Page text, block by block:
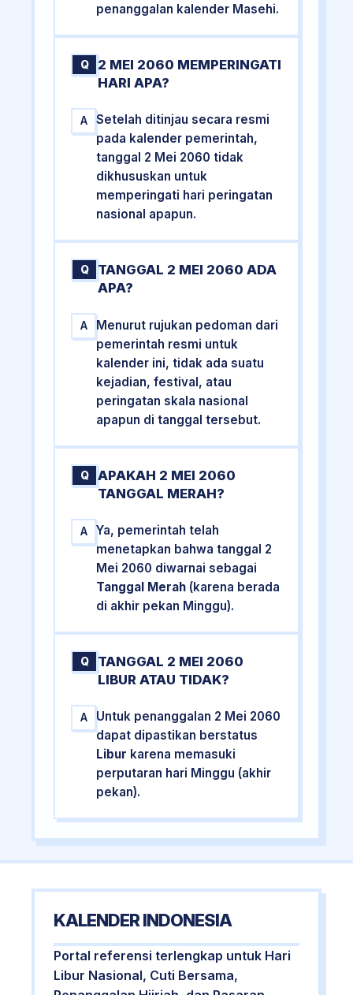
penanggalan kalender Masehi.
Q
2 MEI 2060 MEMPERINGATI
HARI APA?
A
Setelah ditinjau secara resmi
pada kalender pemerintah,
tanggal 2 Mei 2060 tidak
dikhususkan untuk
memperingati hari peringatan
nasional apapun.
Q
TANGGAL 2 MEI 2060 ADA
APA?
A
Menurut rujukan pedoman dari
pemerintah resmi untuk
kalender ini, tidak ada suatu
kejadian, festival, atau
peringatan skala nasional
apapun di tanggal tersebut.
Q
APAKAH 2 MEI 2060
TANGGAL MERAH?
A
Ya, pemerintah telah
menetapkan bahwa tanggal 2
Mei 2060 diwarnai sebagai
Tanggal Merah (karena berada
di akhir pekan Minggu).
Q
TANGGAL 2 MEI 2060
LIBUR ATAU TIDAK?
A
Untuk penanggalan 2 Mei 2060
dapat dipastikan berstatus
Libur karena memasuki
perputaran hari Minggu (akhir
pekan).
KALENDER INDONESIA
Portal referensi terlengkap untuk Hari
Libur Nasional, Cuti Bersama,